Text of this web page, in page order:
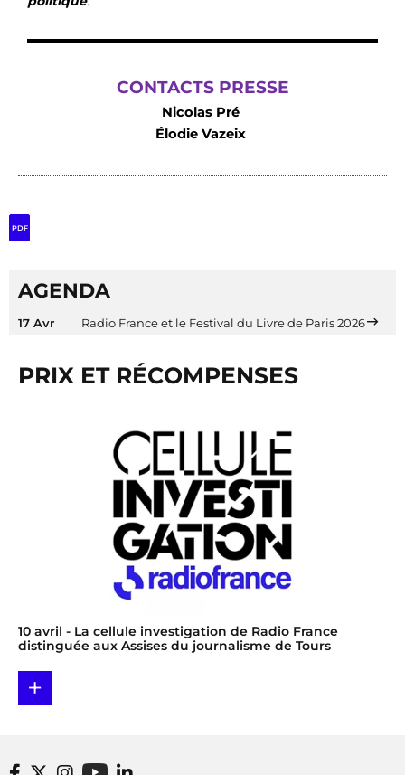
CONTACTS PRESSE
Nicolas Pré
Élodie Vazeix
PDF
AGENDA
17 Avr Radio France et le Festival du Livre de Paris 2026
PRIX ET RÉCOMPENSES
10 avril - La cellule investigation de Radio France
distinguée aux Assises du journalisme de Tours
+